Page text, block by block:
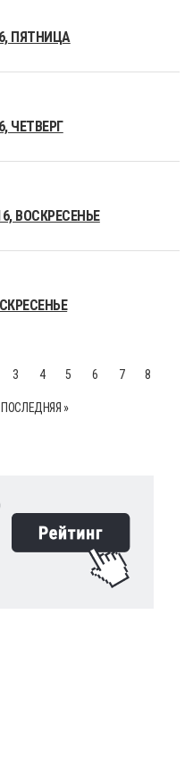
ПЯТНИЦА
ЧЕТВЕРГ
ВОСКРЕСЕНЬЕ
3 4 5 6 7 8
ПОСЛЕДНЯЯ »